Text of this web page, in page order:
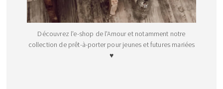
Découvrez l'e-shop de l'Amour et notamment notre
collection de prêt-à-porter pour jeunes et futures mariées
♥